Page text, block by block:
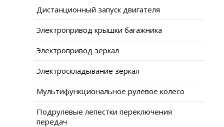
Дистанционный запуск двигателя
Электропривод крышки багажника
Электропривод зеркал
Электроскладывание зеркал
Мультифункциональное рулевое колесо
Подрулевые лепестки переключения
передач